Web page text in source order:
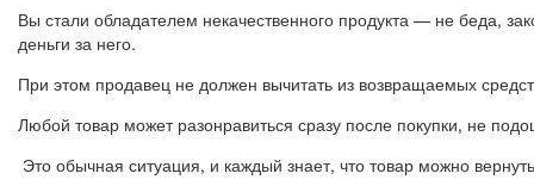
Вы стали обладателем некачественного продукта — не беда,
деньги за него.
При этом продавец не должен вычитать из возвращаемых
Любой товар может разонравиться сразу после покупки, не
Это обычная ситуация, и каждый знает, что товар можно